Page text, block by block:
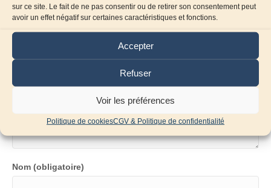
sur ce site. Le fait de ne pas consentir ou de retirer son consentement peut
avoir un effet négatif sur certaines caractéristiques et fonctions.
Accepter
Refuser
Voir les préférences
Politique de cookiesCGV & Politique de confidentialité
Laissez un commentaire
Commentaire
Nom (obligatoire)